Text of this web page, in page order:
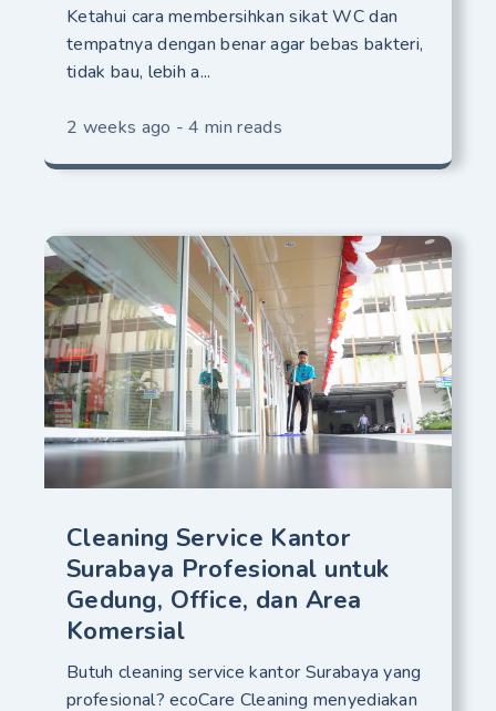
Ketahui cara membersihkan sikat WC dan
tempatnya dengan benar agar bebas bakteri,
tidak bau, lebih a...
2 weeks ago - 4 min reads
Cleaning Service Kantor
Surabaya Profesional untuk
Gedung, Office, dan Area
Komersial
Butuh cleaning service kantor Surabaya yang
profesional? ecoCare Cleaning menyediakan